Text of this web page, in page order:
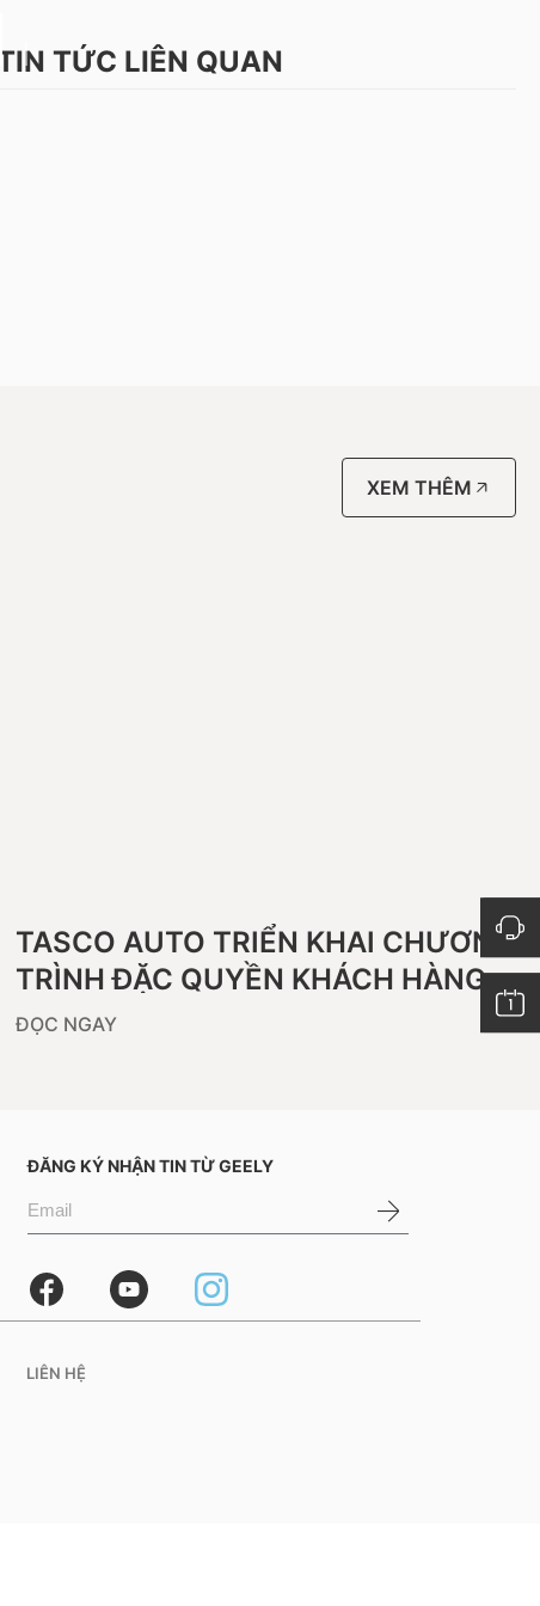
TIN TỨC LIÊN QUAN
XEM THÊM
TASCO AUTO TRIỂN KHAI CHƯƠNG
TRÌNH ĐẶC QUYỀN KHÁCH HÀNG
“TRỌN AN TÂM, TRỌN GẮN KẾT”
ĐỌC NGAY
ĐĂNG KÝ NHẬN TIN TỪ GEELY
LIÊN HỆ